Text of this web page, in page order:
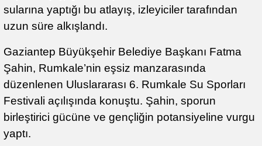
sularına yaptığı bu atlayış, izleyiciler tarafından
uzun süre alkışlandı.
Gaziantep Büyükşehir Belediye Başkanı Fatma
Şahin, Rumkale’nin eşsiz manzarasında
düzenlenen Uluslararası 6. Rumkale Su Sporları
Festivali açılışında konuştu. Şahin, sporun
birleştirici gücüne ve gençliğin potansiyeline vurgu
yaptı.